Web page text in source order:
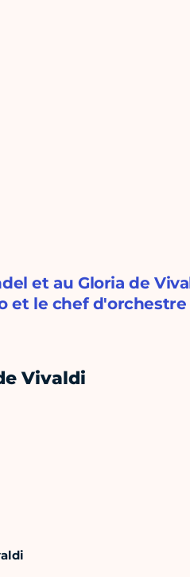
et au Gloria de
et le chef d'orchestre
Vivaldi